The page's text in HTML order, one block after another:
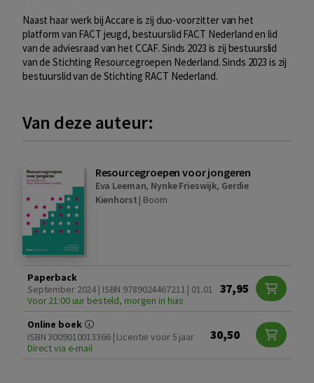
Naast haar werk bij Accare is zij duo-voorzitter van het
platform van FACT jeugd, bestuurslid FACT Nederland en lid
van de adviesraad van het CCAF. Sinds 2023 is zij bestuurslid
van de Stichting Resourcegroepen Nederland. Sinds 2023 is zij
bestuurslid van de Stichting RACT Nederland.
Van deze auteur:
Resourcegroepen voor jongeren
Eva Leeman, Nynke Frieswijk, Gerdie
Kienhorst | Boom
Paperback
September 2024 | ISBN 9789024467211 | 01.01
Voor 21:00 uur besteld, morgen in huis
37,95
Online boek
ISBN 3009010013366 | Licentie voor 5 jaar
Direct via e-mail
30,50